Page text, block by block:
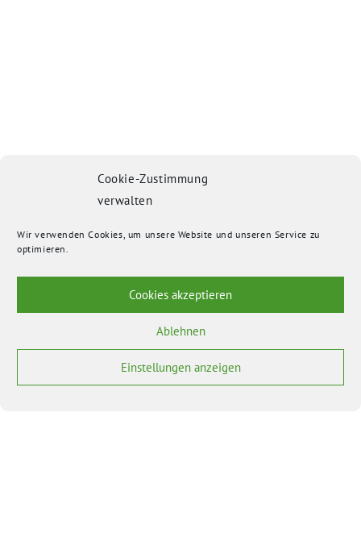
Cookie-Zustimmung
verwalten
Wir verwenden Cookies, um unsere Website und unseren Service zu
optimieren.
Cookies akzeptieren
Ablehnen
Einstellungen anzeigen